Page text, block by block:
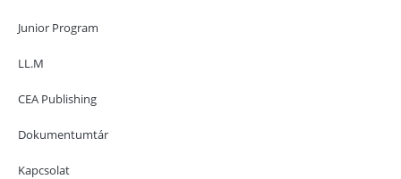
Junior Program
LL.M
CEA Publishing
Dokumentumtár
Kapcsolat